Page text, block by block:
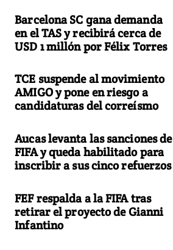
Barcelona SC gana demanda
en el TAS y recibirá cerca de
USD 1 millón por Félix Torres
TCE suspende al movimiento
AMIGO y pone en riesgo a
candidaturas del correísmo
Aucas levanta las sanciones de
FIFA y queda habilitado para
inscribir a sus cinco refuerzos
FEF respalda a la FIFA tras
retirar el proyecto de Gianni
Infantino